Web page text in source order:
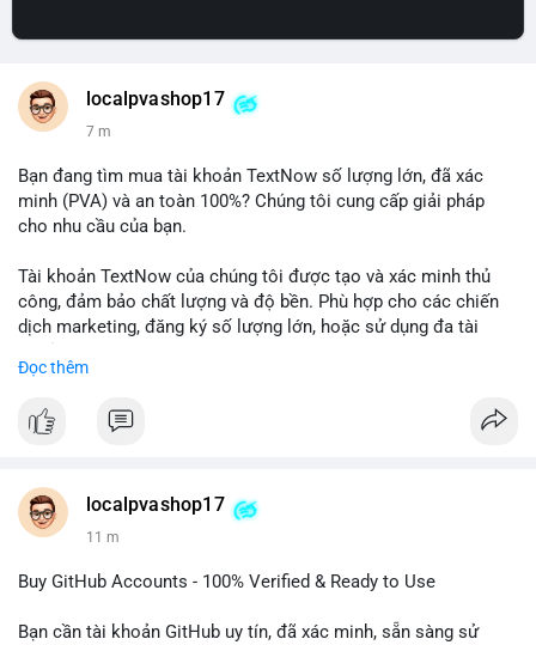
localpvashop17
7 m
Bạn đang tìm mua tài khoản TextNow số lượng lớn, đã xác
minh (PVA) và an toàn 100%? Chúng tôi cung cấp giải pháp
cho nhu cầu của bạn.
Tài khoản TextNow của chúng tôi được tạo và xác minh thủ
công, đảm bảo chất lượng và độ bền. Phù hợp cho các chiến
dịch marketing, đăng ký số lượng lớn, hoặc sử dụng đa tài
chúng tôi qua:
- Email: localpvashop@gmail.com
dịch vụ chuyên nghiệp!
#buytextnowaccounts #pva #textnow
Đọc thêm
localpvashop17
11 m
Buy GitHub Accounts - 100% Verified & Ready to Use
Bạn cần tài khoản GitHub uy tín, đã xác minh, sẵn sàng sử